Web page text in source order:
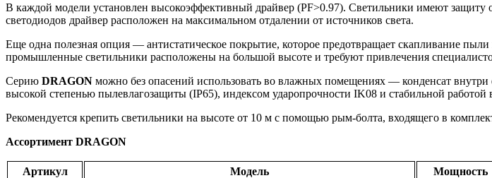
В каждой модели установлен высокоэффективный драйвер (PF>0.97). Светильники имеют
светодиодов драйвер расположен на максимальном отдалении от источников света.
Еще одна полезная опция — антистатическое покрытие, которое предотвращает скапливание
промышленные светильники расположены на большой высоте и требуют привлечения
Серию DRAGON можно без опасений использовать во влажных помещениях — конденсат
высокой степенью пылевлагозащиты (IP65), индексом ударопрочности IK08 и стабильной работой
Рекомендуется крепить светильники на высоте от 10 м с помощью рым-болта, входящего в
Ассортимент DRAGON
Артикул Модель Мощность